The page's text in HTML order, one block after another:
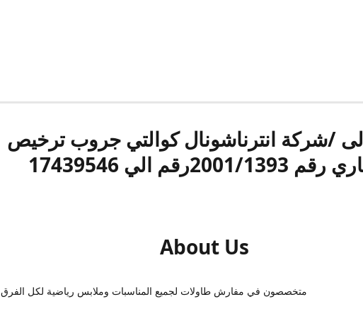
/شركة انترناشونال كوالتي جروب ترخيص
2001/1393رقم الي 17439546
About Us
متخصصون في مفارش طاولات لجميع المناسبات وملابس رياضية لكل الفرق